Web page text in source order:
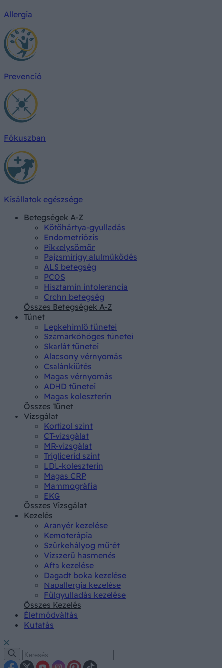
Allergia
Prevenció
Fókuszban
Kisállatok egészsége
Betegségek A-Z
Kötőhártya-gyulladás
Endometriózis
Pikkelysömör
Pajzsmirigy alulműködés
ALS betegség
PCOS
Hisztamin intolerancia
Crohn betegség
Összes Betegségek A-Z
Tünet
Lepkehimlő tünetei
Szamárköhögés tünetei
Skarlát tünetei
Alacsony vérnyomás
Csalánkiütés
Magas vérnyomás
ADHD tünetei
Magas koleszterin
Összes Tünet
Vizsgálat
Kortizol szint
CT-vizsgálat
MR-vizsgálat
Triglicerid szint
LDL-koleszterin
Magas CRP
Mammográfia
EKG
Összes Vizsgálat
Kezelés
Aranyér kezelése
Kemoterápia
Szürkehályog műtét
Vízszerű hasmenés
Afta kezelése
Dagadt boka kezelése
Napallergia kezelése
Fülgyulladás kezelése
Összes Kezelés
Életmódváltás
Kutatás